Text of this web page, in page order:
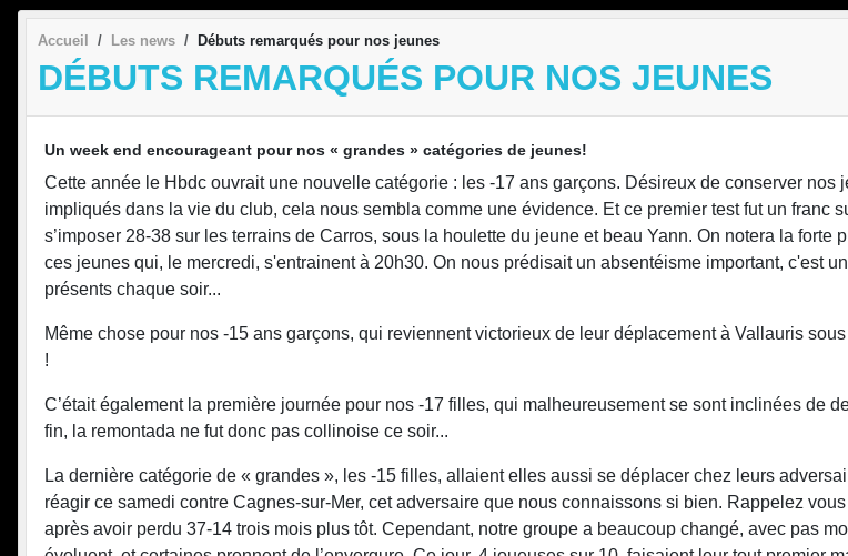
Accueil Les news Débuts remarqués pour nos jeunes
DÉBUTS REMARQUÉS POUR NOS JEUNES
Un week end encourageant pour nos « grandes » catégories de jeunes!
Cette année le Hbdc ouvrait une nouvelle catégorie : les -17 ans garçons. Désireux de conserver nos
impliqués dans la vie du club, cela nous sembla comme une évidence. Et ce premier test fut un franc
s’imposer 28-38 sur les terrains de Carros, sous la houlette du jeune et beau Yann. On notera la forte
ces jeunes qui, le mercredi, s'entrainent à 20h30. On nous prédisait un absentéisme important, c'est
présents chaque soir...
Même chose pour nos -15 ans garçons, qui reviennent victorieux de leur déplacement à Vallauris
!
C’était également la première journée pour nos -17 filles, qui malheureusement se sont inclinées de
fin, la remontada ne fut donc pas collinoise ce soir...
La dernière catégorie de « grandes », les -15 filles, allaient elles aussi se déplacer chez leurs
réagir ce samedi contre Cagnes-sur-Mer, cet adversaire que nous connaissons si bien. Rappelez
après avoir perdu 37-14 trois mois plus tôt. Cependant, notre groupe a beaucoup changé, avec pas